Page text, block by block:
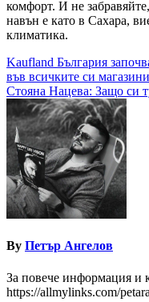
комфорт. И не
навън е като в Сахара,
климатика.
Навигация
Kaufland България
във всичките си магазини
Стояна Нацева: Защо си
By Петър Ангелов
За повече информация и
https://allmylinks.com/